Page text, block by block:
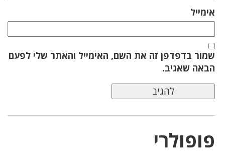
אימייל
שמור בדפדפן זה את השם, האימייל והאתר שלי לפעם
הבאה שאגיב.
פופולרי